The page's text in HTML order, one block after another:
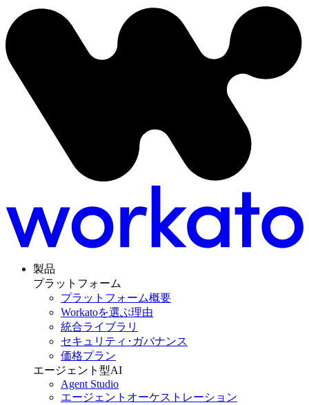
製品
プラットフォーム
プラットフォーム概要
Workatoを選ぶ理由
統合ライブラリ
セキュリティ･ガバナンス
価格プラン
エージェント型AI
Agent Studio
エージェントオーケストレーション